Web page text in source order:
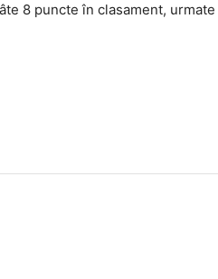
8 puncte în clasament, urmate